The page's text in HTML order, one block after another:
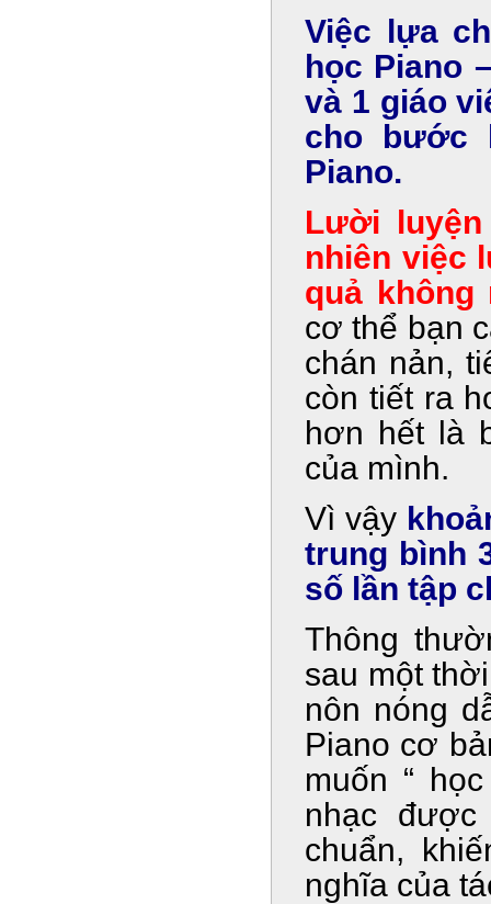
Việc lựa
học Piano
và 1 giáo
cho bước
Piano.
Lười
nhiên việc
quả không
cơ thể bạn
chán nản,
còn tiết ra
hơn hết là
của mình.
Vì vậy
trung bình
số lần tập
Thông
sau một
nôn nóng
Piano cơ
muốn “
nhạc
chuẩn,
nghĩa của